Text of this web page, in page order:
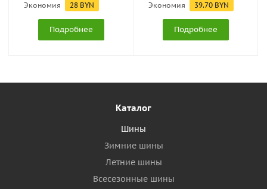
Экономия 28 BYN
Подробнее
Экономия 39.70 BYN
Подробнее
Каталог
Шины
Зимние шины
Летние шины
Всесезонные шины